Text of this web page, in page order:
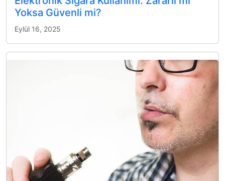
Yoksa Güvenli mi?
Eylül 16, 2025